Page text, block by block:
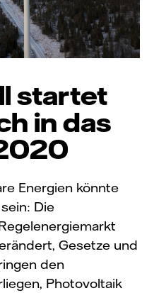
startet
in das
Energien könnte
Die
Gesetze und
den
Photovoltaik